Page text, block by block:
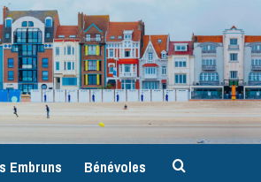
Embruns Bénévoles